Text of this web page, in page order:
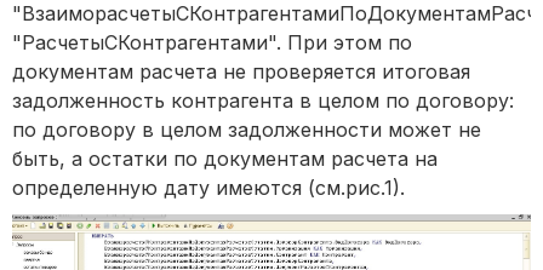
"РасчетыСКонтрагентами". При этом по
документам расчета не проверяется итоговая
задолженность контрагента в целом по договору:
по договору в целом задолженности может не
быть, а остатки по документам расчета на
определенную дату имеются (см.рис.1).